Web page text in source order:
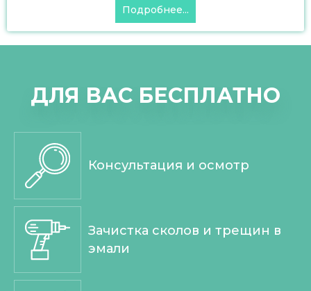
Подробнее...
ДЛЯ ВАС БЕСПЛАТНО
Консультация и осмотр
Зачистка сколов и трещин в
эмали